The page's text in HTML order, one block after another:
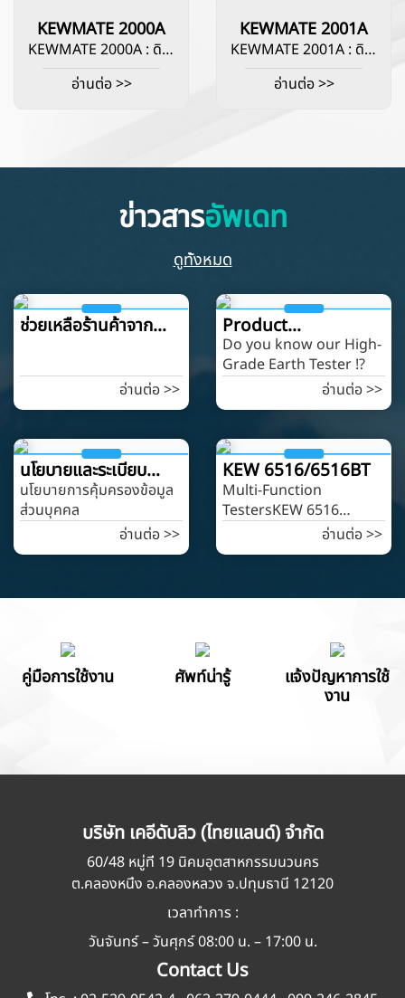
KEWMATE 2000A
KEWMATE 2000A : ดิจิตอลมัลติมิเตอร์พร้อมแคลมป์เซ็นเซอร์ AC/DC สามารถวัดกระแส AC และ DC ได้สูงสุด 60A ด้วย OPEN CLAMP SENSOR 3400 นับด้วยการแสดงกราฟแท่ง ขนาดพกพาและการออกแบบสำหรับงานหนัก
อ่านต่อ >>
KEWMATE 2001A
KEWMATE 2001A : ดิจิตอลมัลติมิเตอร์พร้อมแคลมป์เซ็นเซอร์ AC/DC สามารถวัดกระแส AC และ DCด้วยแคลมป์เซ็นเซอร์แบบเปิด 100A เพิ่มความแข็งแรงให้กับสายเคเบิลด้วยการป้องกันสายเคเบิลที่แข็งแรงทนทาน สามารถยึดโพรบทดสอบเข้ากับซองหนังได้ สามารถวัดกระแสไฟฟ้าและแรงดัน AC/กระแสไฟฟ้า DC ขนาดพกพาและการออกแบบที่แข็งแรงทนทาน ฝาครอบสายทดสอบเพื่อป้องกันอุบัติเหตุไฟฟ้าลัดวงจร ปากคีบแบบเปิดมีขนาดบาง เหมาะสำหรับยึดสายไฟแม้ในพื้นที่แคบ
อ่านต่อ >>
ข่าวสารอัพเดท
ดูทั้งหมด
ช่วยเหลือร้านค้าจาก
อ่านต่อ >>
Product
News...Vol.1
Do you know our High-
Grade Earth Tester !?
อ่านต่อ >>
นโยบายและระเบียบ
ปฎิบัติการคุ้มครอง
ข้อมูลส่วนบุคคล
นโยบายการคุ้มครองข้อมูล
ส่วนบุคคล
อ่านต่อ >>
KEW 6516/6516BT
Multi-Function
TestersKEW 6516
อ่านต่อ >>
คู่มือการใช้งาน ศัพท์น่ารู้ แจ้งปัญหาการใช้
งาน
บริษัท เคอีดับลิว (ไทยแลนด์) จำกัด
60/48 หมู่ที่ 19 นิคมอุตสาหกรรมนวนคร
ต.คลองหนึ่ง อ.คลองหลวง จ.ปทุมธานี 12120
เวลาทำการ :
วันจันทร์ – วันศุกร์ 08:00 น. – 17:00 น.
Contact Us